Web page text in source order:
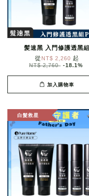
髪速黑 入門修護透黑組
從 NT$ 2,260 起
NT$ 2,760 -18.1%
加入購物車
白髮救星